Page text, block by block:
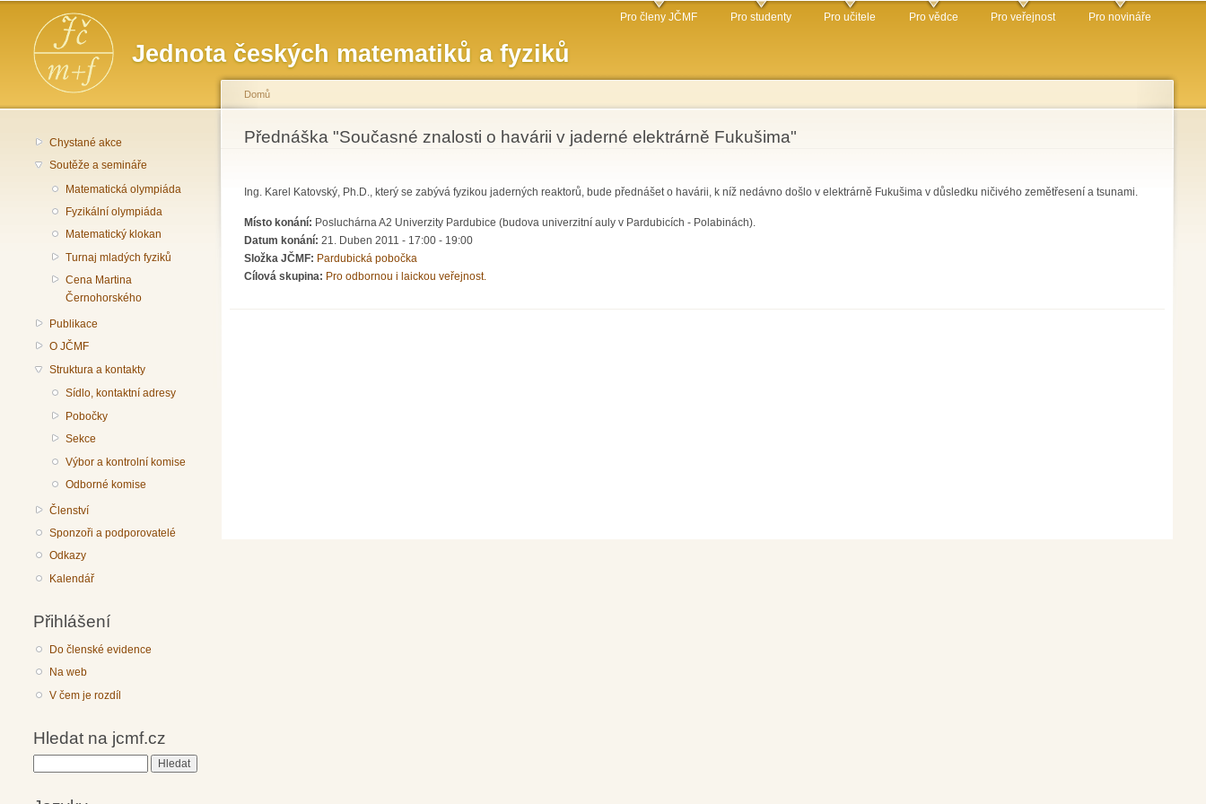
obsahu
Jednota českých matematiků a fyziků
Hlavní menu Pro členy JČMF Pro studenty Pro učitele Pro vědce Pro veřejnost Pro novináře
Chystané akce
Soutěže a semináře
Matematická olympiáda
Fyzikální olympiáda
Matematický klokan
Turnaj mladých fyziků
Cena Martina
Černohorského
Publikace
O JČMF
Struktura a kontakty
Sídlo, kontaktní adresy
Pobočky
Sekce
Výbor a kontrolní komise
Odborné komise
Členství
Sponzoři a podporovatelé
Odkazy
Kalendář
Přihlášení
Do členské evidence
Na web
V čem je rozdíl
Hledat na jcmf.cz
Jste zde
Domů
Přednáška "Současné znalosti o havárii v jaderné elektrárně Fukušima"
Ing. Karel Katovský, Ph.D., který se zabývá fyzikou jaderných reaktorů, bude přednášet o havárii, k níž nedávno došlo v elektrárně Fukušima v důsledku ničivého zemětřesení a tsunami.
Místo konání: Posluchárna A2 Univerzity Pardubice (budova univerzitní auly v Pardubicích - Polabinách).
Datum konání: 21. Duben 2011 - 17:00 - 19:00
Složka JČMF: Pardubická pobočka
Cílová skupina: Pro odbornou i laickou veřejnost.